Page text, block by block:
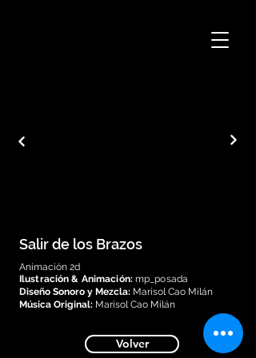
Salir de los Brazos
Animación 2d
Ilustración & Animación: mp_posada
Diseño Sonoro y Mezcla: Marisol Cao Milán
Música Original: Marisol Cao Milán
Volver